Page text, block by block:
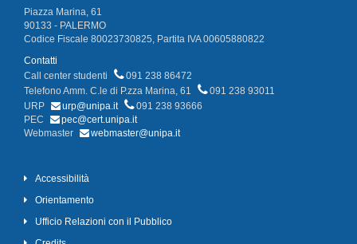
Piazza Marina, 61
90133 - PALERMO
Codice Fiscale 80023730825, Partita IVA 00605880822
Contatti
Call center studenti
091 238 86472
Telefono Amm. C.le di P.zza Marina, 61
091 238 93011
URP
urp@unipa.it
091 238 93666
PEC
pec@cert.unipa.it
Webmaster
webmaster@unipa.it
Accessibilità
Orientamento
Ufficio Relazioni con il Pubblico